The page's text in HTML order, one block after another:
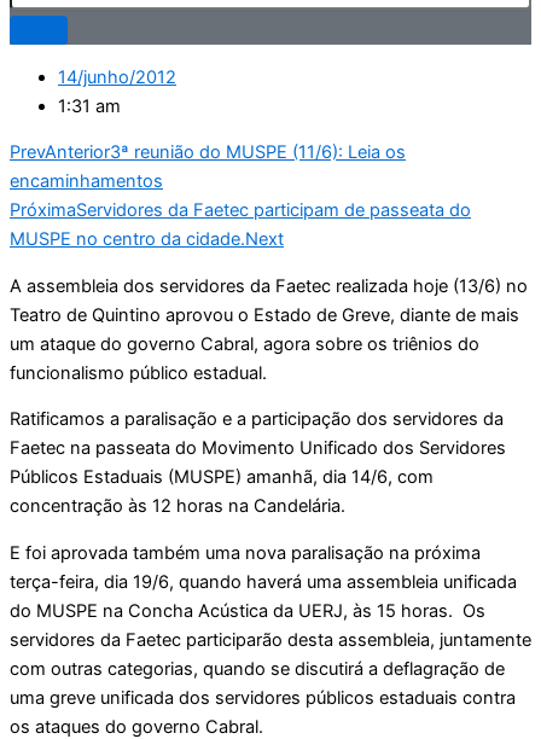
14/junho/2012
1:31 am
PrevAnterior3ª reunião do MUSPE (11/6): Leia os
encaminhamentos
PróximaServidores da Faetec participam de passeata do
MUSPE no centro da cidade.Next
A assembleia dos servidores da Faetec realizada hoje (13/6) no
Teatro de Quintino aprovou o Estado de Greve, diante de mais
um ataque do governo Cabral, agora sobre os triênios do
funcionalismo público estadual.
Ratificamos a paralisação e a participação dos servidores da
Faetec na passeata do Movimento Unificado dos Servidores
Públicos Estaduais (MUSPE) amanhã, dia 14/6, com
concentração às 12 horas na Candelária.
E foi aprovada também uma nova paralisação na próxima
terça-feira, dia 19/6, quando haverá uma assembleia unificada
do MUSPE na Concha Acústica da UERJ, às 15 horas. Os
servidores da Faetec participarão desta assembleia, juntamente
com outras categorias, quando se discutirá a deflagração de
uma greve unificada dos servidores públicos estaduais contra
os ataques do governo Cabral.